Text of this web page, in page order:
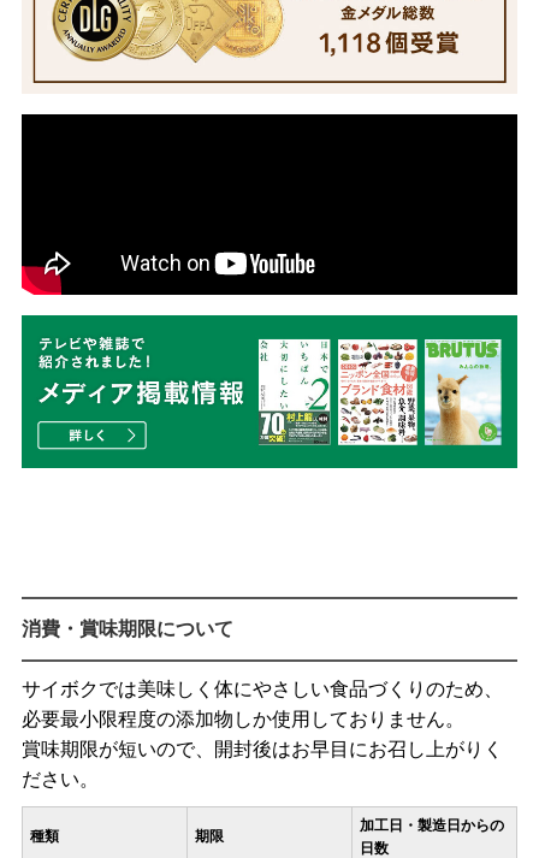
消費・賞味期限について
サイボクでは美味しく体にやさしい食品づくりのため、
必要最小限程度の添加物しか使用しておりません。
賞味期限が短いので、開封後はお早目にお召し上がりく
ださい。
種類 期限
加工日・製造日からの
日数